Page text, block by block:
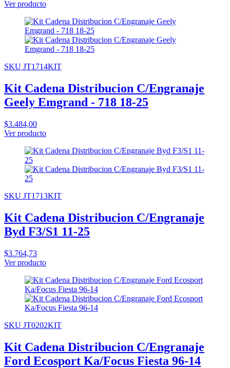
Ver producto
SKU JT1714KIT
Kit Cadena Distribucion C/Engranaje
Geely Emgrand - 718 18-25
$3.484,00
Ver producto
SKU JT1713KIT
Kit Cadena Distribucion C/Engranaje
Byd F3/S1 11-25
$3.764,73
Ver producto
SKU JT0202KIT
Kit Cadena Distribucion C/Engranaje
Ford Ecosport Ka/Focus Fiesta 96-14